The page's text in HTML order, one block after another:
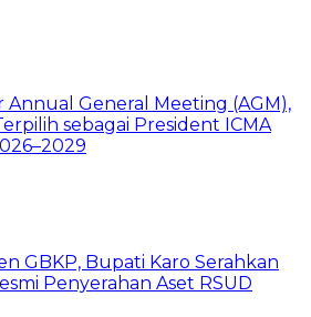
Annual General Meeting (AGM),
sebagai President ICMA
GBKP, Bupati Karo Serahkan
Penyerahan Aset RSUD